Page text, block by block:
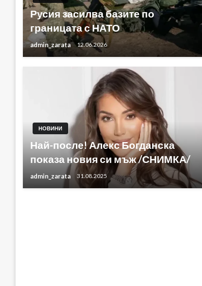
Русия засилва базите по
границата с НАТО
admin_zarata 12.06.2026
НОВИНИ
Най-после! Алекс Богданска
показа новия си мъж /СНИМКА/
admin_zarata 31.08.2025